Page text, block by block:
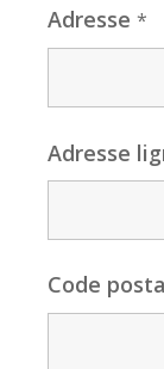
Adresse *
Adresse
Code